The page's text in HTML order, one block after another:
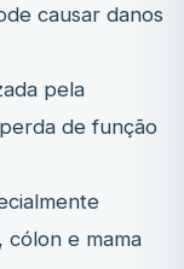
causar danos
pela
de função
e mama